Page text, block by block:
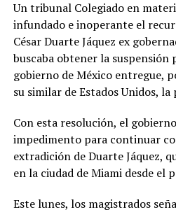
Un tribunal Colegiado en
infundado e inoperante el
César Duarte Jáquez ex
buscaba obtener la suspensión
gobierno de México entregue,
su similar de Estados Unidos,
Con esta resolución, el
impedimento para continuar
extradición de Duarte Jáquez,
en la ciudad de Miami desde el
Este lunes, los magistrados